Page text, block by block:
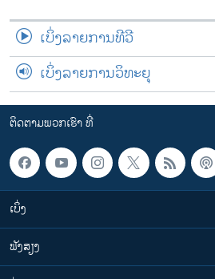
ເບິ່ງລາຍການທີວີ
ເບິ່ງລາຍການວິທະຍຸ
ຕິດຕາມພວກເຮົາ ທີ່
ເບິ່ງ
ຟັງສຽງ